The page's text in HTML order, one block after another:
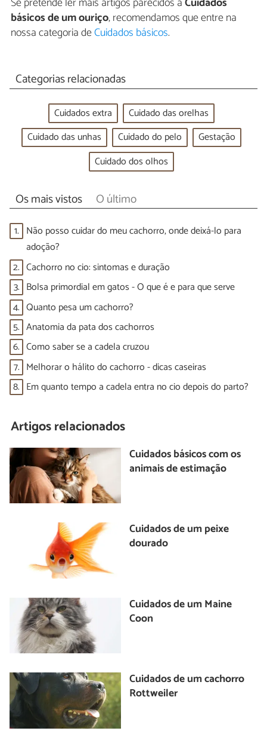
básicos de um ouriço, recomendamos que entre na
nossa categoria deCuidados básicos.
Categorias relacionadas
Cuidados extra
Cuidado das orelhas
Cuidado das unhas
Cuidado do pelo
Gestação
Cuidado dos olhos
Os mais vistos O último
1. Não posso cuidar do meu cachorro, onde deixá-lo para
adoção?
2. Cachorro no cio: sintomas e duração
3. Bolsa primordial em gatos - O que é e para que serve
4. Quanto pesa um cachorro?
5. Anatomia da pata dos cachorros
6. Como saber se a cadela cruzou
7. Melhorar o hálito do cachorro - dicas caseiras
8. Em quanto tempo a cadela entra no cio depois do parto?
Artigos relacionados
Cuidados básicos com os
animais de estimação
Cuidados de um peixe
dourado
Cuidados de um Maine
Coon
Cuidados de um cachorro
Rottweiler